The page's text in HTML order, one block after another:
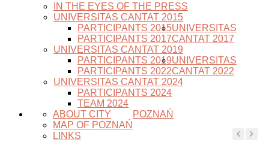
IN THE EYES OF THE PRESS
UNIVERSITAS CANTAT 2015
PARTICIPANTS 2015UNIVERSITAS
CANTAT 2017
PARTICIPANTS 2017
UNIVERSITAS CANTAT 2019
PARTICIPANTS 2019UNIVERSITAS
CANTAT 2022
PARTICIPANTS 2022
UNIVERSITAS CANTAT 2024
PARTICIPANTS 2024
TEAM 2024
POZNAŃ
ABOUT CITY
MAP OF POZNAŃ
LINKS